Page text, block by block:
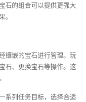
石的组合可以提供更强大
。
镶嵌的宝石进行管理。玩
石、更换宝石等操作。这
系列任务目标，选择合适